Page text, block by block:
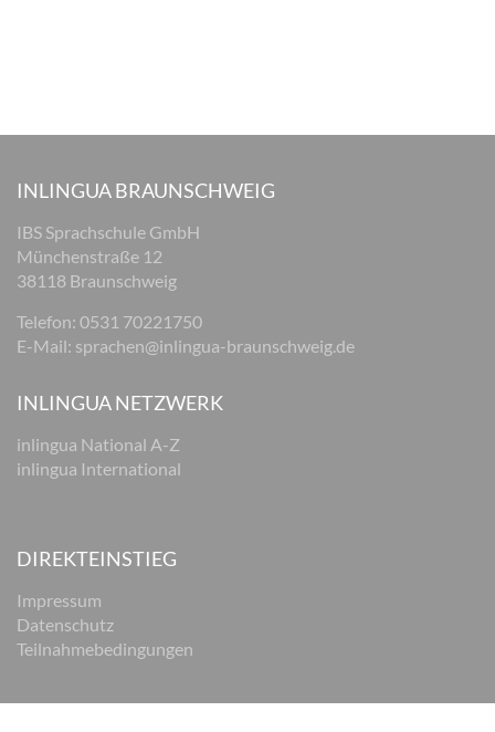
INLINGUA BRAUNSCHWEIG
IBS Sprachschule GmbH
Münchenstraße 12
38118 Braunschweig
Telefon: 0531 70221750
E-Mail: sprachen@inlingua-braunschweig.de
INLINGUA NETZWERK
inlingua National A-Z
inlingua International
DIREKTEINSTIEG
Impressum
Datenschutz
Teilnahmebedingungen